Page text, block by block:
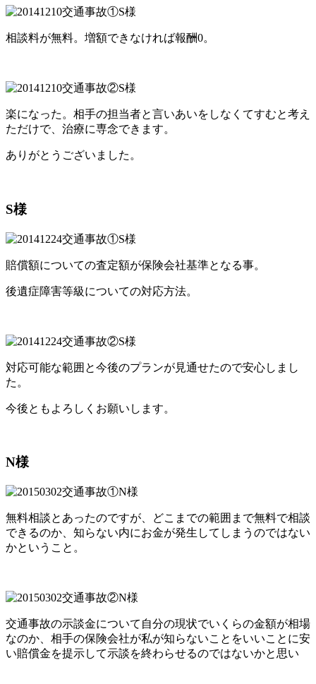
相談料が無料。増額できなければ報酬0。
楽になった。相手の担当者と言いあいをしなくてすむと考え
ただけで、治療に専念できます。
ありがとうございました。
S様
賠償額についての査定額が保険会社基準となる事。
後遺症障害等級についての対応方法。
対応可能な範囲と今後のプランが見通せたので安心しまし
た。
今後ともよろしくお願いします。
N様
無料相談とあったのですが、どこまでの範囲まで無料で相談
できるのか、知らない内にお金が発生してしまうのではない
かということ。
交通事故の示談金について自分の現状でいくらの金額が相場
なのか、相手の保険会社が私が知らないことをいいことに安
い賠償金を提示して示談を終わらせるのではないかと思い